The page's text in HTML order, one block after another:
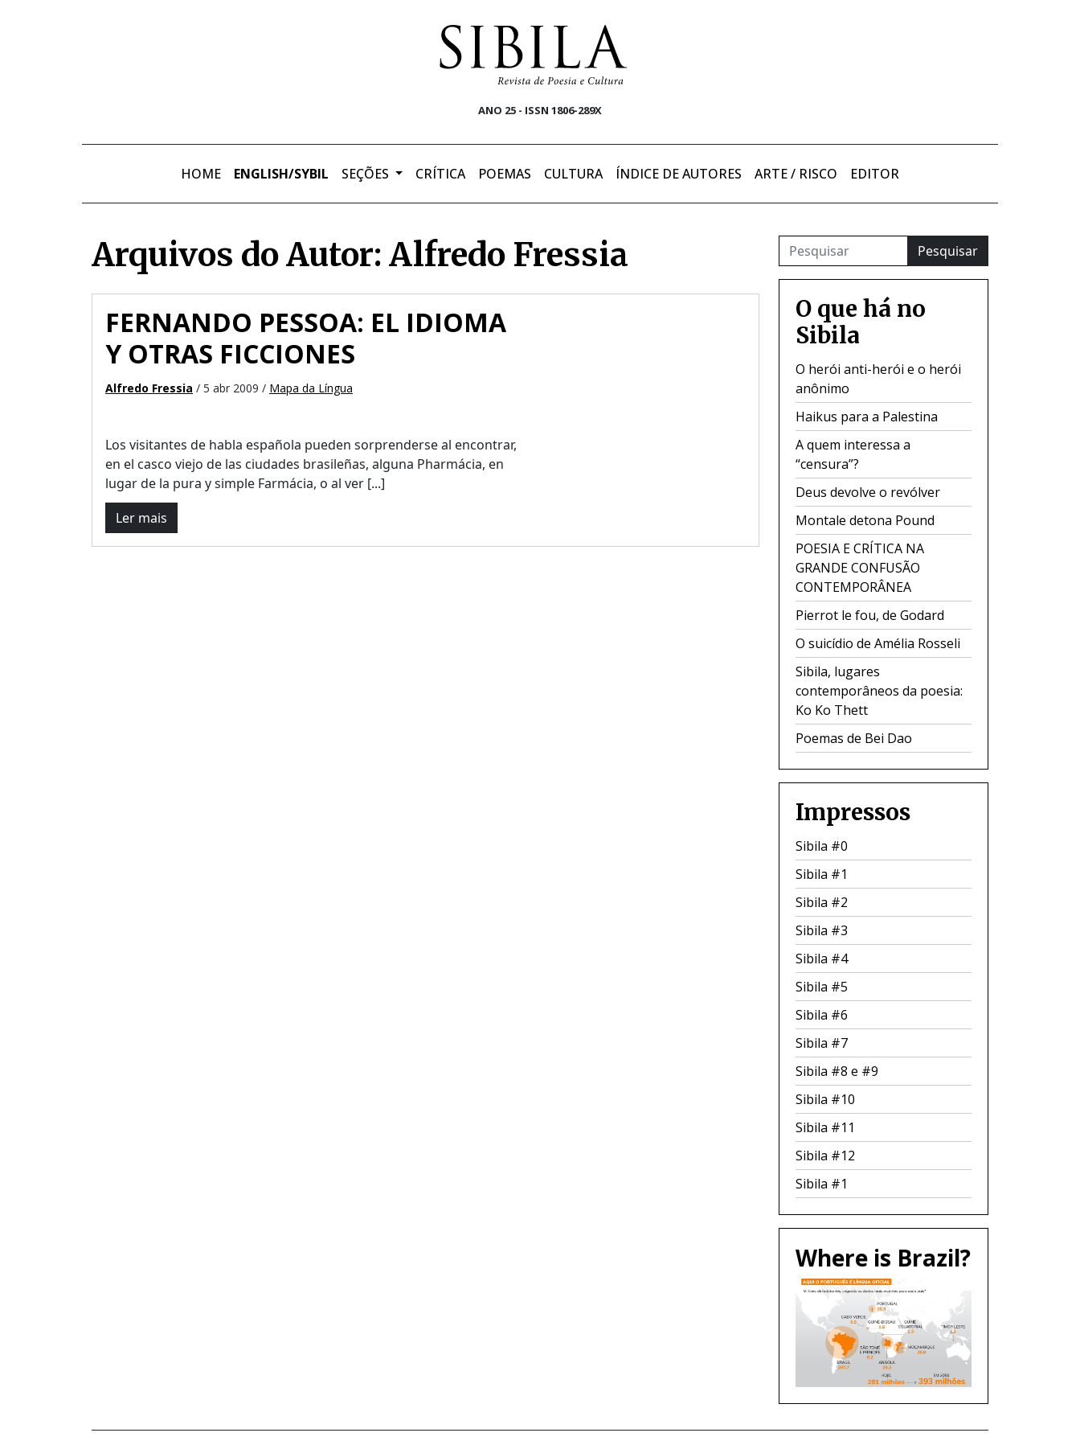
ANO 25 - ISSN 1806-289X
HOME ENGLISH/SYBIL SEÇÕES CRÍTICA POEMAS CULTURA ÍNDICE DE AUTORES ARTE / RISCO EDITOR
Arquivos do Autor: Alfredo Fressia
FERNANDO PESSOA: EL IDIOMA
Y OTRAS FICCIONES
Alfredo Fressia / 5 abr 2009 / Mapa da Língua
Los visitantes de habla española pueden sorprenderse al encontrar,
en el casco viejo de las ciudades brasileñas, alguna Pharmácia, en
lugar de la pura y simple Farmácia, o al ver [...]
Ler mais
Pesquisar
O que há no
Sibila
O herói anti-herói e o herói
anônimo
Haikus para a Palestina
A quem interessa a
“censura”?
Deus devolve o revólver
Montale detona Pound
POESIA E CRÍTICA NA
GRANDE CONFUSÃO
CONTEMPORÂNEA
Pierrot le fou, de Godard
O suicídio de Amélia Rosseli
Sibila, lugares
contemporâneos da poesia:
Ko Ko Thett
Poemas de Bei Dao
Impressos
Sibila #0
Sibila #1
Sibila #2
Sibila #3
Sibila #4
Sibila #5
Sibila #6
Sibila #7
Sibila #8 e #9
Sibila #10
Sibila #11
Sibila #12
Sibila #1
Where is Brazil?